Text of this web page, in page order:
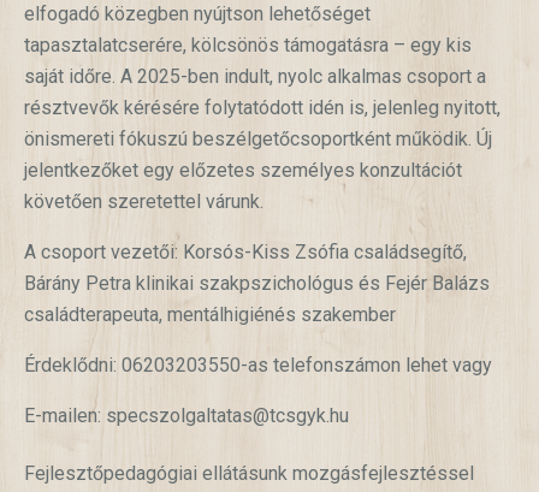
elfogadó közegben nyújtson lehetőséget
tapasztalatcserére, kölcsönös támogatásra – egy kis
saját időre. A 2025-ben indult, nyolc alkalmas csoport a
résztvevők kérésére folytatódott idén is, jelenleg nyitott,
önismereti fókuszú beszélgetőcsoportként működik. Új
jelentkezőket egy előzetes személyes konzultációt
követően szeretettel várunk.
A csoport vezetői: Korsós-Kiss Zsófia családsegítő,
Bárány Petra klinikai szakpszichológus és Fejér Balázs
családterapeuta, mentálhigiénés szakember
Érdeklődni: 06203203550-as telefonszámon lehet vagy
E-mailen: specszolgaltatas@tcsgyk.hu
Fejlesztőpedagógiai ellátásunk mozgásfejlesztéssel